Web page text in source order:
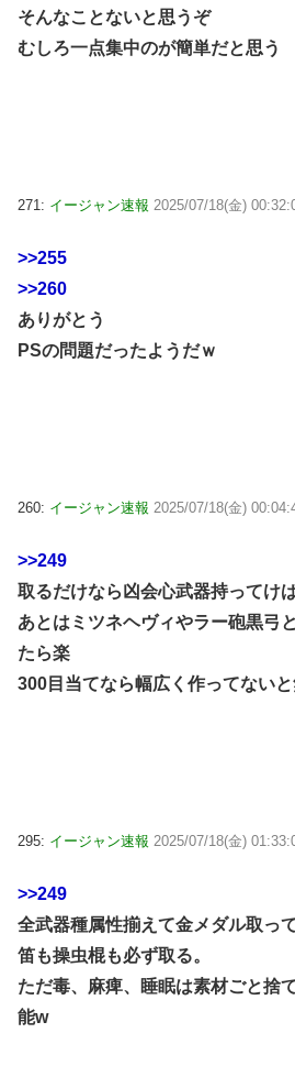
そんなことないと思うぞ
むしろ一点集中のが簡単だと思う
271: イージャン速報 2025/07/18(金)
>>255
>>260
ありがとう
PSの問題だったようだｗ
260: イージャン速報 2025/07/18(金)
>>249
取るだけなら凶会心武器持ってけ
あとはミツネヘヴィやラー砲黒弓
たら楽
300目当てなら幅広く作ってない
295: イージャン速報 2025/07/18(金)
>>249
全武器種属性揃えて金メダル取って
笛も操虫棍も必ず取る。
ただ毒、麻痺、睡眠は素材ごと捨
能w